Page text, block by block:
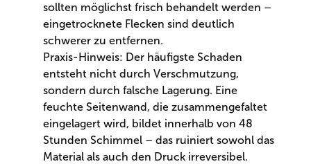
sollten möglichst frisch behandelt werden –
eingetrocknete Flecken sind deutlich
schwerer zu entfernen.
Praxis-Hinweis: Der häufigste Schaden
entsteht nicht durch Verschmutzung,
sondern durch falsche Lagerung. Eine
feuchte Seitenwand, die zusammengefaltet
eingelagert wird, bildet innerhalb von 48
Stunden Schimmel – das ruiniert sowohl das
Material als auch den Druck irreversibel.